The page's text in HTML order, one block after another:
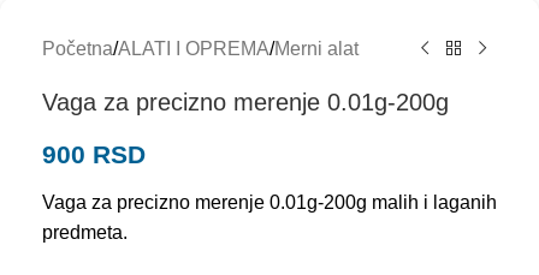
Početna/ALATI I OPREMA/Merni alat
Vaga za precizno merenje 0.01g-200g
900 RSD
Vaga za precizno merenje 0.01g-200g malih i laganih
predmeta.